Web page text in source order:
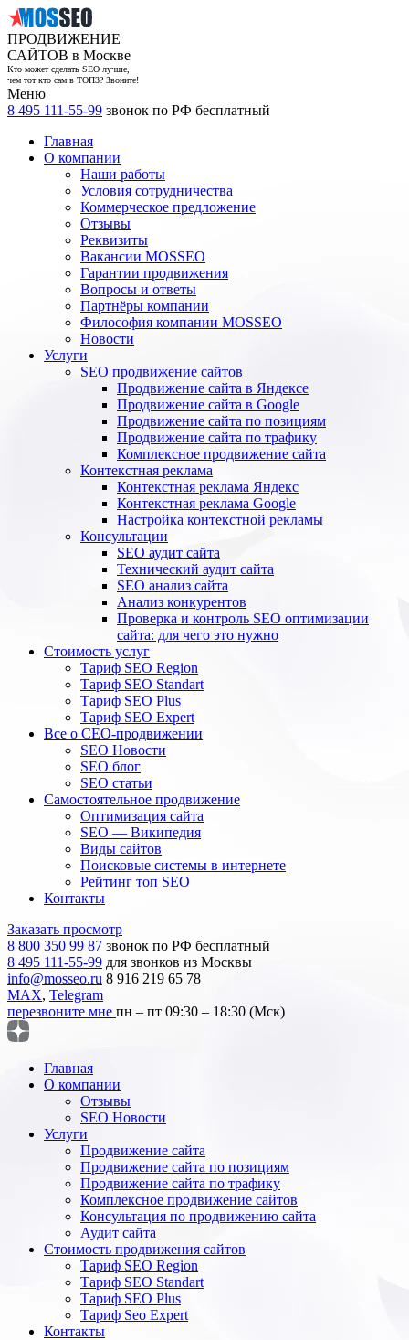
ПРОДВИЖЕНИЕ
САЙТОВ в Москве
Кто может сделать SEO лучше,
чем тот кто сам в ТОП3? Звоните!
Меню
8 495 111-55-99 звонок по РФ бесплатный
Главная
О компании
Наши работы
Условия сотрудничества
Коммерческое предложение
Отзывы
Реквизиты
Вакансии MOSSEO
Гарантии продвижения
Вопросы и ответы
Партнёры компании
Философия компании MOSSEO
Новости
Услуги
SEO продвижение сайтов
Продвижение сайта в Яндексе
Продвижение сайта в Google
Продвижение сайта по позициям
Продвижение сайта по трафику
Комплексное продвижение сайта
Контекстная реклама
Контекстная реклама Яндекс
Контекстная реклама Google
Настройка контекстной рекламы
Консультации
SEO аудит сайта
Технический аудит сайта
SEO анализ сайта
Анализ конкурентов
Проверка и контроль SEO оптимизации
сайта: для чего это нужно
Стоимость услуг
Тариф SEO Region
Тариф SEO Standart
Тариф SEO Plus
Тариф SEO Expert
Все о СЕО-продвижении
SEO Новости
SEO блог
SEO статьи
Самостоятельное продвижение
Оптимизация сайта
SEO — Википедия
Виды сайтов
Поисковые системы в интернете
Рейтинг топ SEO
Контакты
Заказать просмотр
8 800 350 99 87 звонок по РФ бесплатный
8 495 111-55-99 для звонков из Москвы
info@mosseo.ru 8 916 219 65 78
MAX, Telegram
перезвоните мне пн – пт 09:30 – 18:30 (Мск)
Главная
О компании
Отзывы
SEO Новости
Услуги
Продвижение сайта
Продвижение сайта по позициям
Продвижение сайта по трафику
Комплексное продвижение сайтов
Консультация по продвижению сайта
Аудит сайта
Стоимость продвижения сайтов
Тариф SEO Region
Тариф SEO Standart
Тариф SEO Plus
Тариф Seo Expert
Контакты